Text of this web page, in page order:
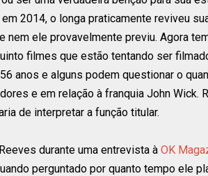
2014, o longa praticamente reviveu
nem ele provavelmente previu. Agora
filmes que estão tentando ser
anos e alguns podem questionar o
e em relação à franquia John Wick.
de interpretar a função titular.
durante uma entrevista à OK
perguntado por quanto tempo ele